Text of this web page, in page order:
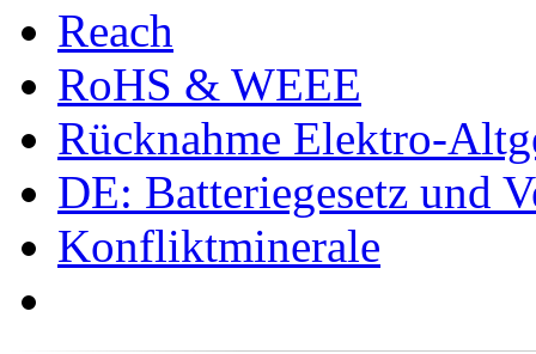
Reach
RoHS & WEEE
Rücknahme Elektro-
DE: Batteriegesetz und
Konfliktminerale